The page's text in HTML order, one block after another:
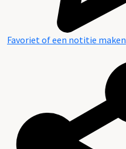
Favoriet of een notitie maken